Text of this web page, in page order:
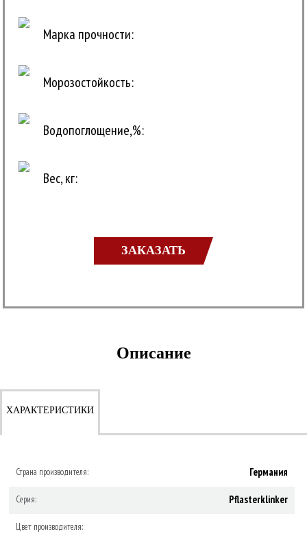
Марка прочности:
Морозостойкость:
Водопоглощение,%:
Вес, кг:
ЗАКАЗАТЬ
Описание
ХАРАКТЕРИСТИКИ
Страна производителя: Германия
Серия: Pflasterklinker
Цвет производителя: